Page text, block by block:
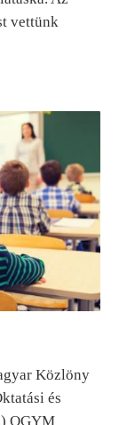
vettünk
Közlöny
és
OGYM